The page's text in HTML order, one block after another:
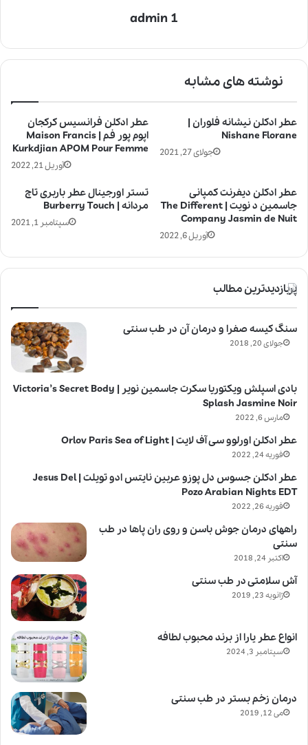
admin 1
نوشته های مشابه
عطر ادکلن فرانسیس کرکجان
اپوم پور فم | Maison Francis
Kurkdjian APOM Pour Femme
آوریل 21, 2022
عطر ادکلن نیشانه فلوران |
Nishane Florane
جولای 27, 2021
تستر اورجینال عطر باربری تاچ
مردانه | Burberry Touch
سپتامبر 1, 2021
عطر ادکلن دیفرنت کمپانی
جاسمین د نویت | The Different
Company Jasmin de Nuit
آوریل 6, 2022
پربازدیدترین مطالب
سنگ کیسه صفرا و درمان آن در طب سنتی
جولای 20, 2018
بادی اسپلش ویکتوریا سکرت جاسمین نویر | Victoria’s Secret Body
Splash Jasmine Noir
مارس 6, 2022
عطر ادکلن اورلوو سی آف لایت | Orlov Paris Sea of Light
فوریه 24, 2022
عطر ادکلن جسوس دل پوزو عربین نایتس ادو تویلت | Jesus Del
Pozo Arabian Nights EDT
فوریه 26, 2022
راههای درمان جوش باسن و روی ران پاها در طب
سنتی
اکتبر 24, 2018
آش سلامتی در طب سنتی
ژانویه 23, 2019
انواع عطر یارا از برند محبوب لطافه
سپتامبر 3, 2024
درمان زخم بستر در طب سنتی
می 12, 2019